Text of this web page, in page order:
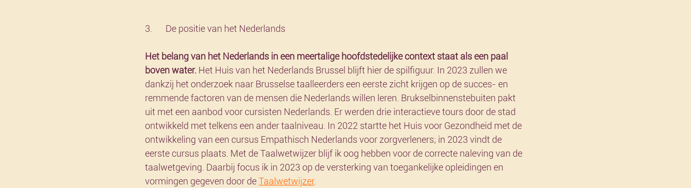
3.	De positie van het Nederlands
Het belang van het Nederlands in een meertalige hoofdstedelijke context staat als een paal
boven water. Het Huis van het Nederlands Brussel blijft hier de spilfiguur. In 2023 zullen we
dankzij het onderzoek naar Brusselse taalleerders een eerste zicht krijgen op de succes- en
remmende factoren van de mensen die Nederlands willen leren. Brukselbinnenstebuiten pakt
uit met een aanbod voor cursisten Nederlands. Er werden drie interactieve tours door de stad
ontwikkeld met telkens een ander taalniveau. In 2022 startte het Huis voor Gezondheid met de
ontwikkeling van een cursus Empathisch Nederlands voor zorgverleners; in 2023 vindt de
eerste cursus plaats. Met de Taalwetwijzer blijf ik oog hebben voor de correcte naleving van de
taalwetgeving. Daarbij focus ik in 2023 op de versterking van toegankelijke opleidingen en
vormingen gegeven door de Taalwetwijzer.